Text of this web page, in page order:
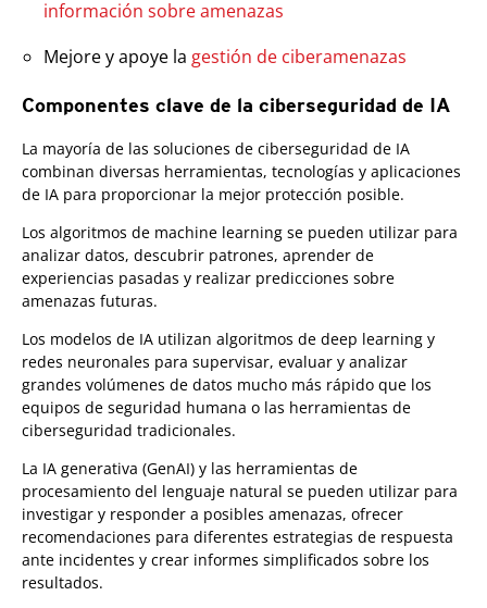
información sobre amenazas
Mejore y apoye la gestión de ciberamenazas
Componentes clave de la ciberseguridad de IA
La mayoría de las soluciones de ciberseguridad de IA
combinan diversas herramientas, tecnologías y aplicaciones
de IA para proporcionar la mejor protección posible.
Los algoritmos de machine learning se pueden utilizar para
analizar datos, descubrir patrones, aprender de
experiencias pasadas y realizar predicciones sobre
amenazas futuras.
Los modelos de IA utilizan algoritmos de deep learning y
redes neuronales para supervisar, evaluar y analizar
grandes volúmenes de datos mucho más rápido que los
equipos de seguridad humana o las herramientas de
ciberseguridad tradicionales.
La IA generativa (GenAI) y las herramientas de
procesamiento del lenguaje natural se pueden utilizar para
investigar y responder a posibles amenazas, ofrecer
recomendaciones para diferentes estrategias de respuesta
ante incidentes y crear informes simplificados sobre los
resultados.